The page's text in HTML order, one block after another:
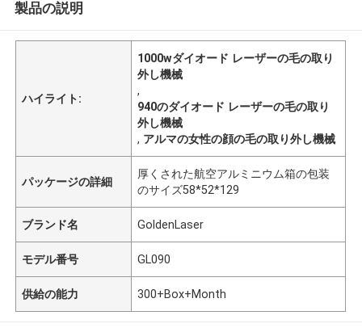
製品の説明
ハイライト:
1000wダイオード レーザーの毛の取り
外し機械
,
940のダイオード レーザーの毛の取り
外し機械
, アルマの女性の顔の毛の取り外し機械
パッケージの詳細
厚くされた航空アルミニウム箱の包装
のサイズ58*52*129
ブランド名 GoldenLaser
モデル番号 GL090
供給の能力 300+Box+Month